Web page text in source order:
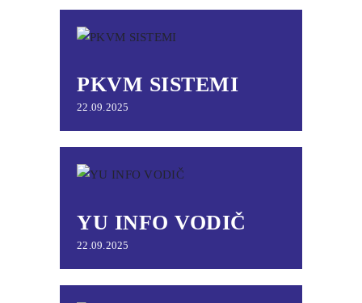
PKVМ SISTEMI
22.09.2025
YU INFO VODIČ
22.09.2025